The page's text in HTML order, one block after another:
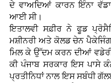
ਦੇ ਵਾਅਦਿਆਂ ਕਾਰਨ ਇੰਨਾ
ਆਈ ਸੀ।
ਇਤਾਲਵੀ ਸਫ਼ੀਰ ਨੇ ਫੂਡ
ਮਸ਼ੀਨਰੀ ਅਤੇ ਕੋਲਡ ਚੇਨ
ਮਿਲ ਕੇ ਉੱਦਮ ਕਰਨ ਦੀਆਂ
ਕੀ ਪੰਜਾਬ ਸਰਕਾਰ ਇਸ ਪਾਸੇ
ਪ੍ਰਤੀਨਿਧਾਂ ਨਾਲ ਇਸ ਸਬੰਧੀ